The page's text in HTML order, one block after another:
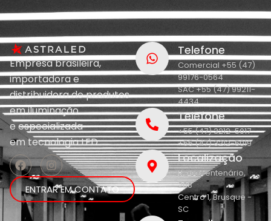
Empresa brasileira,
importadora e
distribuidora de produtos
em iluminação
eespecializada
emtecnologia LED.
ENTRAR EM CONTATO
Telefone
Comercial +55 (47)
99176-0564
SAC +55 (47) 99211-
4434
Telefone
+55 (47) 3212-5017
+55 (47) 3212-5019
Localização
R. do Centenário,
208
Centro 1, Brusque -
SC